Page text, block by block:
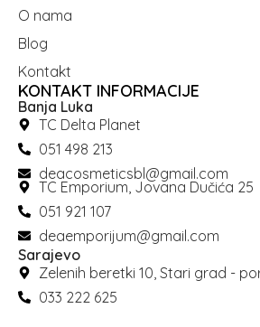
O nama
Blog
Kontakt
KONTAKT INFORMACIJE
Banja Luka
TC Delta Planet
051 498 213
deacosmeticsbl@gmail.com
TC Emporium, Jovana Dučića 25
051 921 107
deaemporijum@gmail.com
Sarajevo
Zelenih beretki 10, Stari grad -
033 222 625